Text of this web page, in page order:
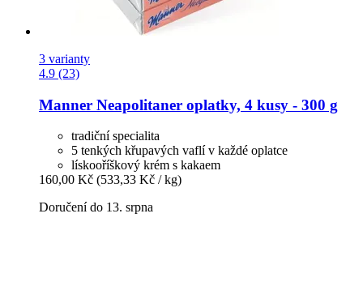
3 varianty
4.9 (23)
Manner Neapolitaner oplatky, 4 kusy -​ 300 g
tradiční specialita
5 tenkých křupavých vaflí v každé oplatce
lískooříškový krém s kakaem
160,00 Kč (533,33 Kč / kg)
Doručení do 13. srpna